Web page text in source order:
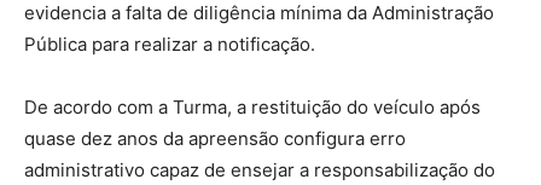
evidencia a falta de diligência mínima da Administração
Pública para realizar a notificação.
De acordo com a Turma, a restituição do veículo após
quase dez anos da apreensão configura erro
administrativo capaz de ensejar a responsabilização do